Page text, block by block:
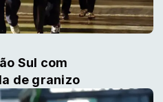
Sul com
de granizo